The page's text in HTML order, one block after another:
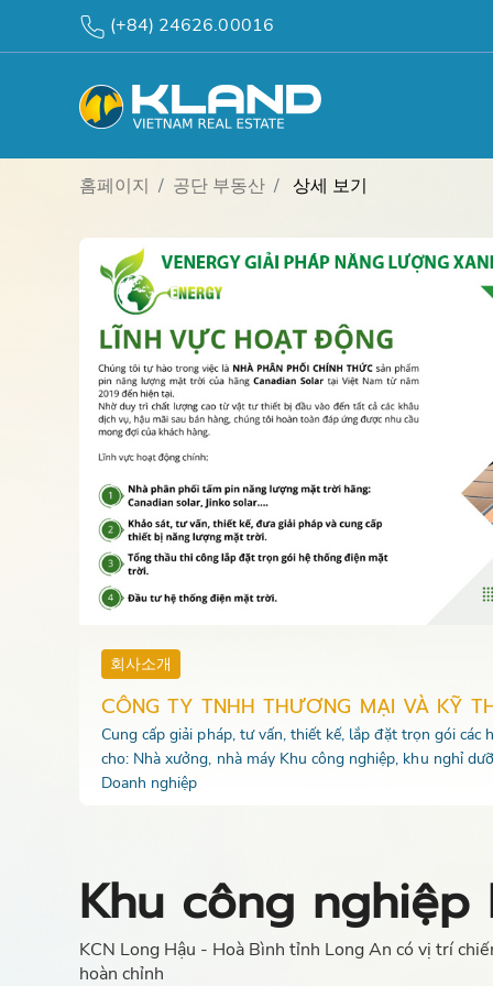
(+84) 24626.00016
홈페이지 공단 부동산 상세 보기
회사소개
CÔNG TY TNHH THƯƠNG MẠI VÀ KỸ
Cung cấp giải pháp, tư vấn, thiết kế, lắp đặt trọn gói
cho: Nhà xưởng, nhà máy Khu công nghiệp, khu nghỉ
Doanh nghiệp
Khu công nghiệp
KCN Long Hậu - Hoà Bình tỉnh Long An có vị trí
hoàn chỉnh